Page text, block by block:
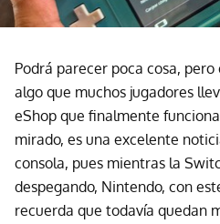
Podrá parecer poca cosa,
algo que muchos jugadores
eShop que finalmente
mirado, es una excelente
consola, pues mientras la
despegando, Nintendo, con
recuerda que todavía quedan